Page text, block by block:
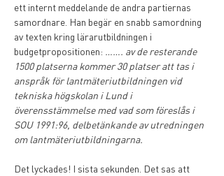
ett internt meddelande de andra partiernas
samordnare. Han begär en snabb samordning
av texten kring lärarutbildningen i
budgetpropositionen: ……. av de resterande
1500 platserna kommer 30 platser att tas i
anspråk för lantmäteriutbildningen vid
tekniska högskolan i Lund i
överensstämmelse med vad som föreslås i
SOU 1991:96, delbetänkande av utredningen
om lantmäteriutbildningarna.
Det lyckades! I sista sekunden. Det sas att